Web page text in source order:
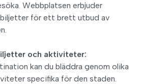
Webbplatsen erbjuder
för ett brett utbud av
och aktiviteter:
kan du bläddra genom olika
specifika för den staden.